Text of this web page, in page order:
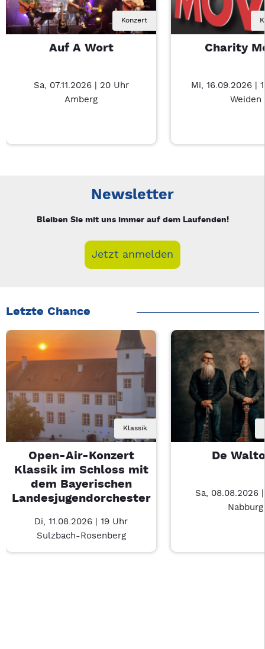
Konzert
Auf A Wort
Sa, 07.11.2026 | 20 Uhr
Amberg
Charity
Mi, 16.09.2026 |
Weiden
Newsletter
Bleiben Sie mit uns immer auf dem Laufenden!
Jetzt anmelden
Letzte Chance
Klassik
Open-Air-Konzert
Klassik im Schloss mit
dem Bayerischen
Landesjugendorchester
Di, 11.08.2026 | 19 Uhr
Sulzbach-Rosenberg
De
Sa, 08.08.2026
Nabburg